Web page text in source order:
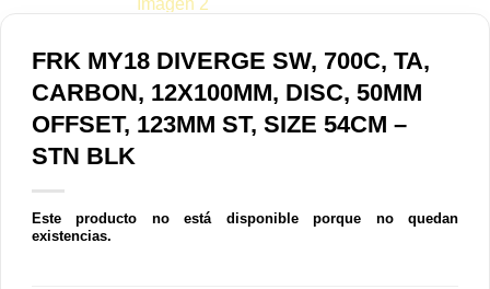
FRK MY18 DIVERGE SW, 700C, TA,
CARBON, 12X100MM, DISC, 50MM
OFFSET, 123MM ST, SIZE 54CM –
STN BLK
Este producto no está disponible porque no quedan
existencias.